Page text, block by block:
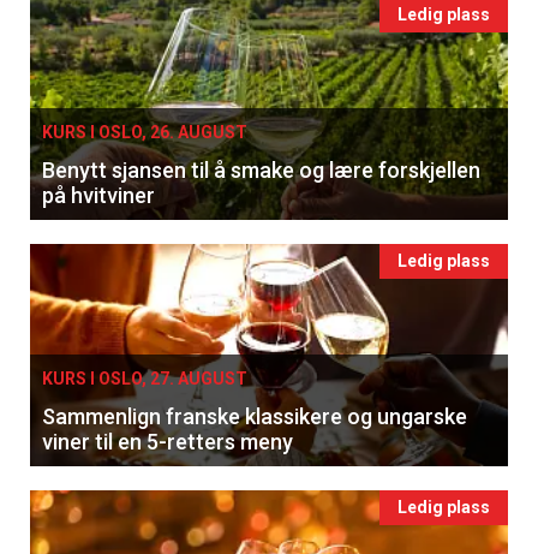
Ledig plass
KURS I OSLO, 26. AUGUST
Benytt sjansen til å smake og lære forskjellen
på hvitviner
Ledig plass
KURS I OSLO, 27. AUGUST
Sammenlign franske klassikere og ungarske
viner til en 5-retters meny
Ledig plass